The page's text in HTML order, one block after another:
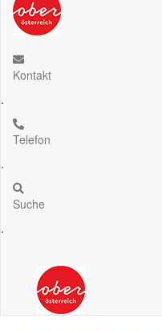
Kontakt
.
Telefon
.
Suche
.